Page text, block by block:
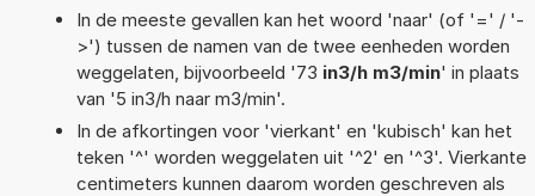
In de meeste gevallen kan het woord 'naar' (of '=' / '-
>') tussen de namen van de twee eenheden worden
weggelaten, bijvoorbeeld '73 in3/h m3/min' in plaats
van '5 in3/h naar m3/min'.
In de afkortingen voor 'vierkant' en 'kubisch' kan het
teken '^' worden weggelaten uit '^2' en '^3'. Vierkante
centimeters kunnen daarom worden geschreven als